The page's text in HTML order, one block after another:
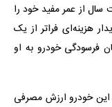
از عمر مفید خود را
هزینه‌ای فراتر از یک
فرسودگی خودرو به او
این خودرو ارزش مصرفی